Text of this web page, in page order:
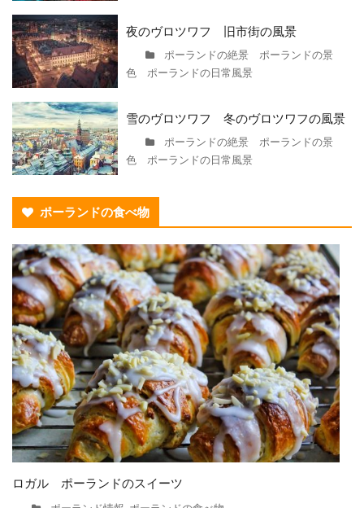
夜のヴロツワフ 旧市街の風景
ポーランドの絶景 ポーランドの景
色 ポーランドの日常風景
雪のヴロツワフ 冬のヴロツワフの風景
ポーランドの絶景 ポーランドの景
色 ポーランドの日常風景
ポーランドの食べ物
ロガル ポーランドのスイーツ